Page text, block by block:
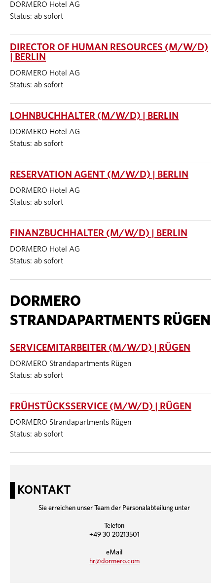
DORMERO Hotel AG
Status: ab sofort
DIRECTOR OF HUMAN RESOURCES (M/W/D)
| BERLIN
DORMERO Hotel AG
Status: ab sofort
LOHNBUCHHALTER (M/W/D) | BERLIN
DORMERO Hotel AG
Status: ab sofort
RESERVATION AGENT (M/W/D) | BERLIN
DORMERO Hotel AG
Status: ab sofort
FINANZBUCHHALTER (M/W/D) | BERLIN
DORMERO Hotel AG
Status: ab sofort
DORMERO
STRANDAPARTMENTS RÜGEN
SERVICEMITARBEITER (M/W/D) | RÜGEN
DORMERO Strandapartments Rügen
Status: ab sofort
FRÜHSTÜCKSSERVICE (M/W/D) | RÜGEN
DORMERO Strandapartments Rügen
Status: ab sofort
KONTAKT
Sie erreichen unser Team der Personalabteilung unter
Telefon
+49 30 20213501
eMail
hr@dormero.com